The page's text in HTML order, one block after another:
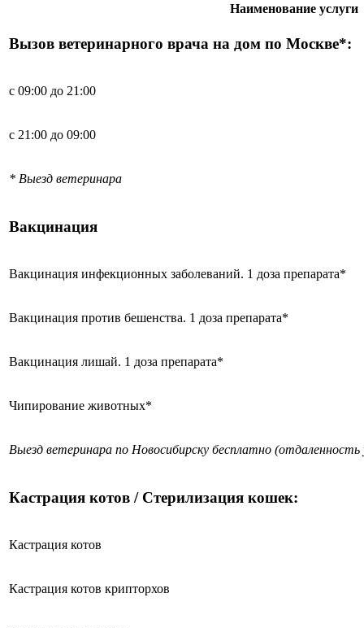
Наименование услуги
Вызов ветеринарного врача на дом по Москве*:
с 09:00 до 21:00
с 21:00 до 09:00
* Выезд ветеринара
Вакцинация
Вакцинация инфекционных заболеваний. 1 доза препарата*
Вакцинация против бешенства. 1 доза препарата*
Вакцинация лишай. 1 доза препарата*
Чипирование животных*
Выезд ветеринара по Новосибирску бесплатно
Кастрация котов / Стерилизация кошек:
Кастрация котов
Кастрация котов крипторхов